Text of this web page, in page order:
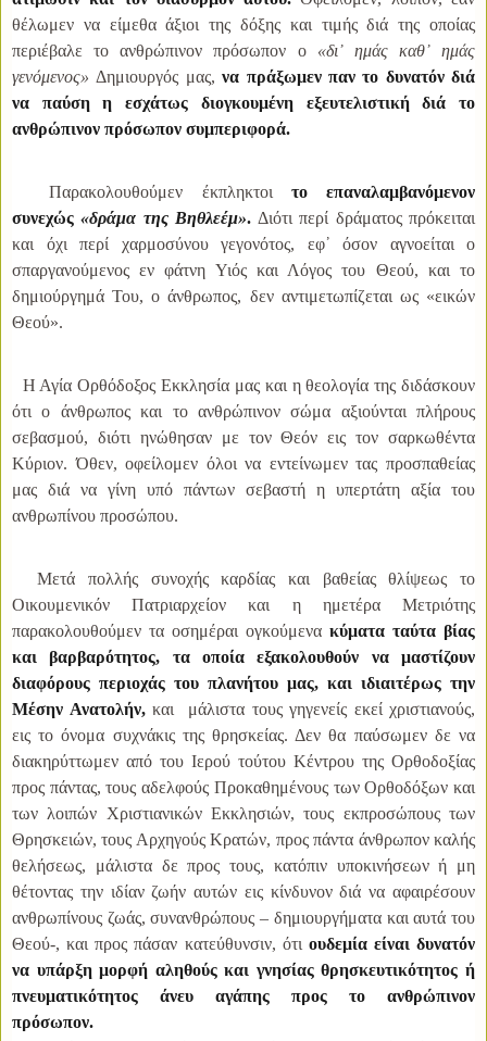
θέλωμεν να είμεθα άξιοι της δόξης και τιμής διά της οποίας
περιέβαλε το ανθρώπινον πρόσωπον ο «δι᾿ ημάς καθ᾿ ημάς
γενόμενος» Δημιουργός μας, να πράξωμεν παν το δυνατόν διά
να παύση η εσχάτως διογκουμένη εξευτελιστική διά το
ανθρώπινον πρόσωπον συμπεριφορά.
Παρακολουθούμεν έκπληκτοι το επαναλαμβανόμενον
συνεχώς«δράμα της Βηθλεέμ».Διότι περί δράματος πρόκειται
και όχι περί χαρμοσύνου γεγονότος, εφ᾿ όσον αγνοείται ο
σπαργανούμενος εν φάτνη Υιός και Λόγος του Θεού, και το
δημιούργημά Του, ο άνθρωπος, δεν αντιμετωπίζεται ως «εικών
Θεού».
Η Αγία Ορθόδοξος Εκκλησία μας και η θεολογία της διδάσκουν
ότι ο άνθρωπος και το ανθρώπινον σώμα αξιούνται πλήρους
σεβασμού, διότι ηνώθησαν με τον Θεόν εις τον σαρκωθέντα
Κύριον. Όθεν, οφείλομεν όλοι να εντείνωμεν τας προσπαθείας
μας διά να γίνη υπό πάντων σεβαστή η υπερτάτη αξία του
ανθρωπίνου προσώπου.
Μετά πολλής συνοχής καρδίας και βαθείας θλίψεως το
Οικουμενικόν Πατριαρχείον και η ημετέρα Μετριότης
παρακολουθούμεν τα οσημέραι ογκούμενα κύματα ταύτα βίας
και βαρβαρότητος, τα οποία εξακολουθούν να μαστίζουν
διαφόρους περιοχάς του πλανήτου μας, και ιδιαιτέρως την
Μέσην Ανατολήν, και μάλιστα τους γηγενείς εκεί χριστιανούς,
εις το όνομα συχνάκις της θρησκείας. Δεν θα παύσωμεν δε να
διακηρύττωμεν από του Ιερού τούτου Κέντρου της Ορθοδοξίας
προς πάντας, τους αδελφούς Προκαθημένους των Ορθοδόξων και
των λοιπών Χριστιανικών Εκκλησιών, τους εκπροσώπους των
Θρησκειών, τους Αρχηγούς Κρατών, προς πάντα άνθρωπον καλής
θελήσεως, μάλιστα δε προς τους, κατόπιν υποκινήσεων ή μη
θέτοντας την ιδίαν ζωήν αυτών εις κίνδυνον διά να αφαιρέσουν
ανθρωπίνους ζωάς, συνανθρώπους – δημιουργήματα και αυτά του
Θεού-, και προς πάσαν κατεύθυνσιν, ότιουδεμία είναι δυνατόν
να υπάρξη μορφή αληθούς και γνησίας θρησκευτικότητος ή
πνευματικότητος άνευ αγάπης προς το ανθρώπινον
πρόσωπον.